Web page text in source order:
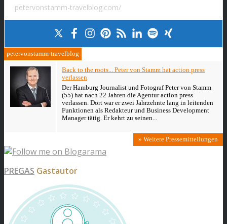
petervonstamm-travelblog.com/
petervonstamm-travelblog
Back to the roots... Peter von Stamm hat action press
verlassen
Der Hamburg Journalist und Fotograf Peter von Stamm
(55) hat nach 22 Jahren die Agentur action press
verlassen. Dort war er zwei Jahrzehnte lang in leitenden
Funktionen als Redakteur und Business Development
Manager tätig. Er kehrt zu seinen...
» Weitere Pressemitteilungen
PREGAS Gastautor